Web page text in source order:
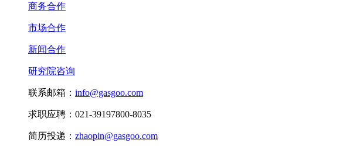
商务合作
市场合作
新闻合作
研究院咨询
联系邮箱： info@gasgoo.com
求职应聘：021-39197800-8035
简历投递： zhaopin@gasgoo.com